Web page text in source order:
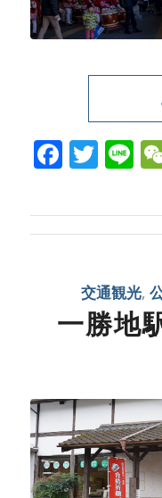
交通観光,
一勝地